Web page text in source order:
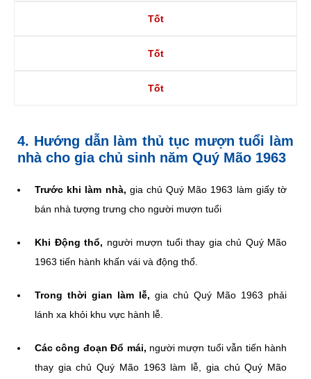
Tốt
Tốt
Tốt
4. Hướng dẫn làm thủ tục mượn tuổi làm
nhà cho gia chủ sinh năm Quý Mão 1963
Trước khi làm nhà, gia chủ Quý Mão 1963 làm giấy tờ
bán nhà tượng trưng cho người mượn tuổi
Khi Động thổ, người mượn tuổi thay gia chủ Quý Mão
1963 tiến hành khấn vái và động thổ.
Trong thời gian làm lễ, gia chủ Quý Mão 1963 phải
lánh xa khỏi khu vực hành lễ.
Các công đoạn Đổ mái, người mượn tuổi vẫn tiến hành
thay gia chủ Quý Mão 1963 làm lễ, gia chủ Quý Mão